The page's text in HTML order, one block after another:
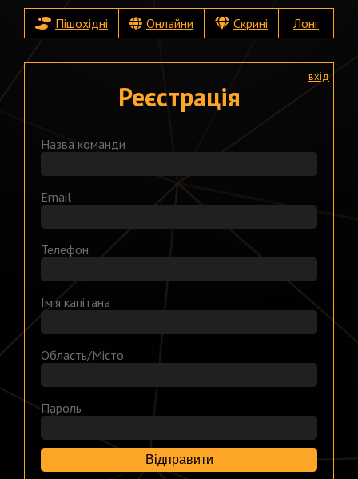
Пішохідні Онлайни Скрині Лонг
Реєстрація
Назва команди
Email
Телефон
Ім'я капітана
Область/Місто
Пароль
Відправити
вхід